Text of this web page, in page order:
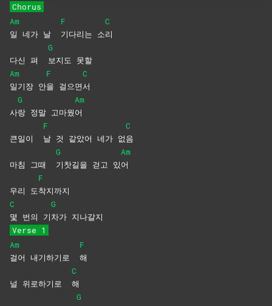
Chorus
Am
일 네가 날
F
기다리는 소
C
리
다신 펴
G
보지도 못할
Am
일기장 안
F
을 걸으면
C
서
사
G
랑 정말 고마웠
Am
어
큰일이
F
날 것 같았어 네가 없
C
음
마침 그때
G
기찻길을 걷고 있
Am
어
우리 도
F
착지까지
C
몇 번의 기
G
차가 지나갈지
Verse 1
Am
걸어 내기하기로
F
해
널 위로하기로
C
해
G